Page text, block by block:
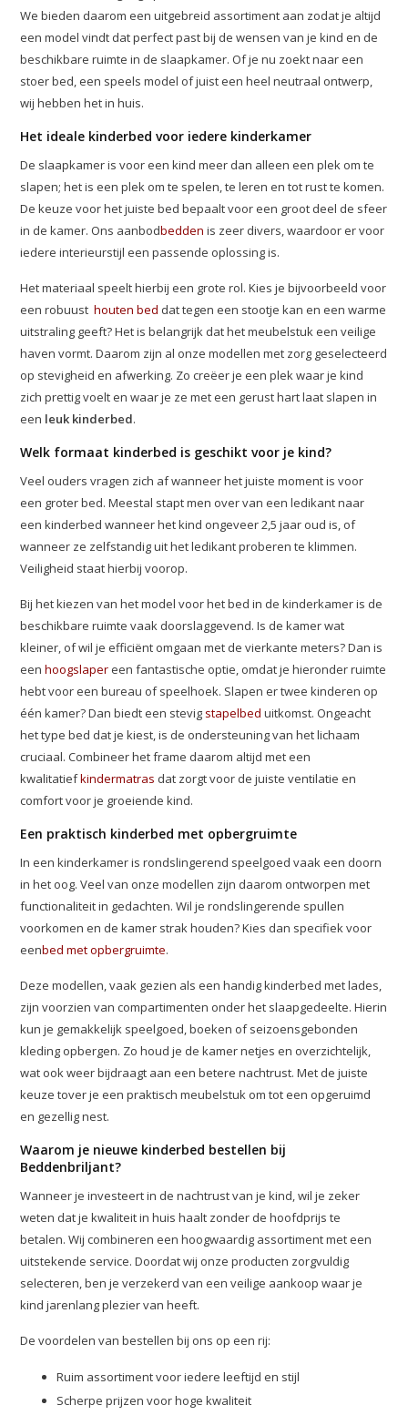
We bieden daarom een uitgebreid assortiment aan zodat je altijd
een model vindt dat perfect past bij de wensen van je kind en de
beschikbare ruimte in de slaapkamer. Of je nu zoekt naar een
stoer bed, een speels model of juist een heel neutraal ontwerp,
wij hebben het in huis.
Het ideale kinderbed voor iedere kinderkamer
De slaapkamer is voor een kind meer dan alleen een plek om te
slapen; het is een plek om te spelen, te leren en tot rust te komen.
De keuze voor het juiste bed bepaalt voor een groot deel de sfeer
in de kamer. Ons aanbodbedden is zeer divers, waardoor er voor
iedere interieurstijl een passende oplossing is.
Het materiaal speelt hierbij een grote rol. Kies je bijvoorbeeld voor
een robuust houten bed dat tegen een stootje kan en een warme
uitstraling geeft? Het is belangrijk dat het meubelstuk een veilige
haven vormt. Daarom zijn al onze modellen met zorg geselecteerd
op stevigheid en afwerking. Zo creëer je een plek waar je kind
zich prettig voelt en waar je ze met een gerust hart laat slapen in
een leuk kinderbed.
Welk formaat kinderbed is geschikt voor je kind?
Veel ouders vragen zich af wanneer het juiste moment is voor
een groter bed. Meestal stapt men over van een ledikant naar
een kinderbed wanneer het kind ongeveer 2,5 jaar oud is, of
wanneer ze zelfstandig uit het ledikant proberen te klimmen.
Veiligheid staat hierbij voorop.
Bij het kiezen van het model voor het bed in de kinderkamer is de
beschikbare ruimte vaak doorslaggevend. Is de kamer wat
kleiner, of wil je efficiënt omgaan met de vierkante meters? Dan is
eenhoogslaper een fantastische optie, omdat je hieronder ruimte
hebt voor een bureau of speelhoek. Slapen er twee kinderen op
één kamer? Dan biedt een stevig stapelbed uitkomst. Ongeacht
het type bed dat je kiest, is de ondersteuning van het lichaam
cruciaal. Combineer het frame daarom altijd met een
kwalitatiefkindermatras dat zorgt voor de juiste ventilatie en
comfort voor je groeiende kind.
Een praktisch kinderbed met opbergruimte
In een kinderkamer is rondslingerend speelgoed vaak een doorn
in het oog. Veel van onze modellen zijn daarom ontworpen met
functionaliteit in gedachten. Wil je rondslingerende spullen
voorkomen en de kamer strak houden? Kies dan specifiek voor
eenbed met opbergruimte.
Deze modellen, vaak gezien als een handig kinderbed met lades,
zijn voorzien van compartimenten onder het slaapgedeelte. Hierin
kun je gemakkelijk speelgoed, boeken of seizoensgebonden
kleding opbergen. Zo houd je de kamer netjes en overzichtelijk,
wat ook weer bijdraagt aan een betere nachtrust. Met de juiste
keuze tover je een praktisch meubelstuk om tot een opgeruimd
en gezellig nest.
Waarom je nieuwe kinderbed bestellen bij
Beddenbriljant?
Wanneer je investeert in de nachtrust van je kind, wil je zeker
weten dat je kwaliteit in huis haalt zonder de hoofdprijs te
betalen. Wij combineren een hoogwaardig assortiment met een
uitstekende service. Doordat wij onze producten zorgvuldig
selecteren, ben je verzekerd van een veilige aankoop waar je
kind jarenlang plezier van heeft.
De voordelen van bestellen bij ons op een rij:
Ruim assortiment voor iedere leeftijd en stijl
Scherpe prijzen voor hoge kwaliteit